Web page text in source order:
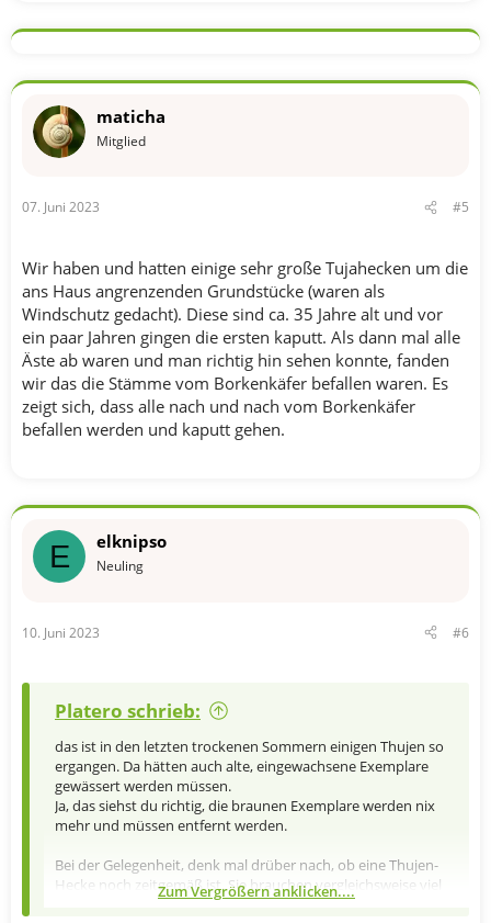
maticha
Mitglied
07. Juni 2023 #5
Wir haben und hatten einige sehr große Tujahecken um die
ans Haus angrenzenden Grundstücke (waren als
Windschutz gedacht). Diese sind ca. 35 Jahre alt und vor
ein paar Jahren gingen die ersten kaputt. Als dann mal alle
Äste ab waren und man richtig hin sehen konnte, fanden
wir das die Stämme vom Borkenkäfer befallen waren. Es
zeigt sich, dass alle nach und nach vom Borkenkäfer
befallen werden und kaputt gehen.
E elknipso
Neuling
10. Juni 2023 #6
Platero schrieb:
das ist in den letzten trockenen Sommern einigen Thujen so
ergangen. Da hätten auch alte, eingewachsene Exemplare
gewässert werden müssen.
Ja, das siehst du richtig, die braunen Exemplare werden nix
mehr und müssen entfernt werden.
Bei der Gelegenheit, denk mal drüber nach, ob eine Thujen-
Hecke noch zeitgemäß ist. Sie brauchen vergleichsweise viel
Wasser. Die trockenen Sommer häufen sich. Wir hatten letztes
Zum Vergrößern anklicken....